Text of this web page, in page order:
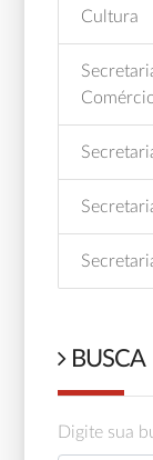
Cultura
BUSCA
Digite sua